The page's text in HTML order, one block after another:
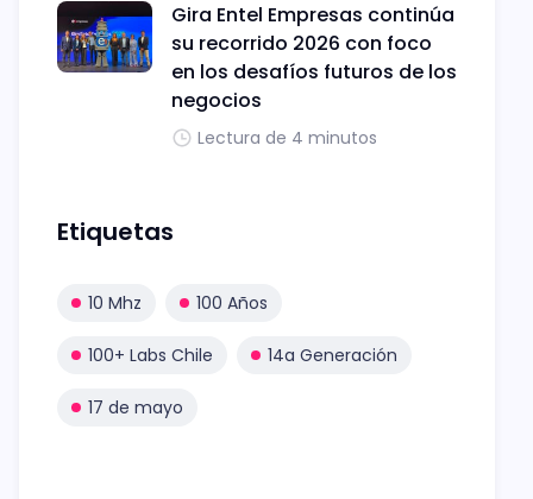
Gira Entel Empresas continúa
su recorrido 2026 con foco
en los desafíos futuros de los
negocios
Lectura de 4 minutos
Etiquetas
10 Mhz 100 Años
100+ Labs Chile 14a Generación
17 de mayo